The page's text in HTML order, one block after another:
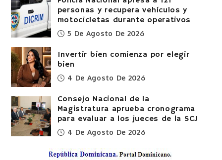
personas y recupera vehículos y
motocicletas durante operativos
5 De Agosto De 2026
Invertir bien comienza por elegir
bien
4 De Agosto De 2026
Consejo Nacional de la
Magistratura aprueba cronograma
para evaluar a los jueces de la SCJ
4 De Agosto De 2026